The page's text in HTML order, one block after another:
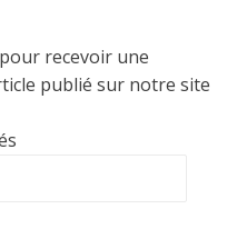
recevoir une
publié sur notre site